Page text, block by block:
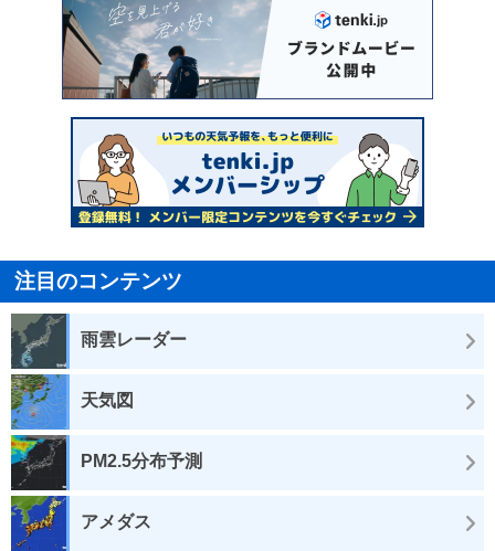
注目のコンテンツ
雨雲レーダー
天気図
PM2.5分布予測
アメダス